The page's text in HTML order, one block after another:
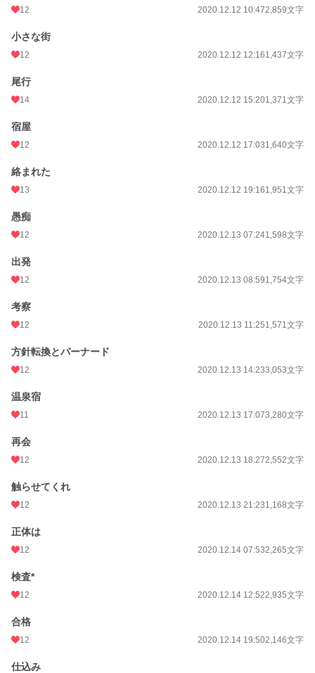
12 2020.12.12 10:472,859文字
小さな街
12 2020.12.12 12:161,437文字
尾行
14 2020.12.12 15:201,371文字
宿屋
12 2020.12.12 17:031,640文字
絡まれた
13 2020.12.12 19:161,951文字
愚痴
12 2020.12.13 07:241,598文字
出発
12 2020.12.13 08:591,754文字
考察
12 2020.12.13 11:251,571文字
方針転換とバーナード
12 2020.12.13 14:233,053文字
温泉宿
11 2020.12.13 17:073,280文字
再会
12 2020.12.13 18:272,552文字
触らせてくれ
12 2020.12.13 21:231,168文字
正体は
12 2020.12.14 07:532,265文字
検査*
12 2020.12.14 12:522,935文字
合格
12 2020.12.14 19:502,146文字
仕込み